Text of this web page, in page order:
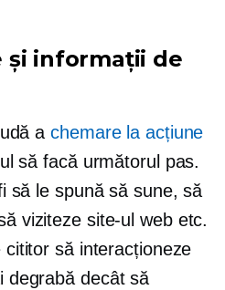
și informații de
achemare la acțiune
să facă următorul pas.
să le spună să sune, să
viziteze site-ul web etc.
să interacționeze
degrabă decât să